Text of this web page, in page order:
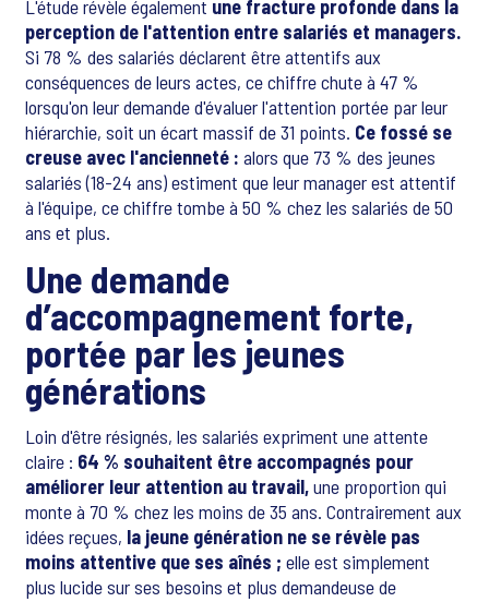
L'étude révèle également une fracture profonde dans la
perception de l'attention entre salariés et managers.
Si 78 % des salariés déclarent être attentifs aux
conséquences de leurs actes, ce chiffre chute à 47 %
lorsqu'on leur demande d'évaluer l'attention portée par leur
hiérarchie, soit un écart massif de 31 points. Ce fossé se
creuse avec l'ancienneté : alors que 73 % des jeunes
salariés (18-24 ans) estiment que leur manager est attentif
à l'équipe, ce chiffre tombe à 50 % chez les salariés de 50
ans et plus.
Une demande
d’accompagnement forte,
portée par les jeunes
générations
Loin d'être résignés, les salariés expriment une attente
claire : 64 % souhaitent être accompagnés pour
améliorer leur attention au travail,une proportion qui
monte à 70 % chez les moins de 35 ans. Contrairement aux
idées reçues, la jeune génération ne se révèle pas
moins attentive que ses aînés ; elle est simplement
plus lucide sur ses besoins et plus demandeuse de